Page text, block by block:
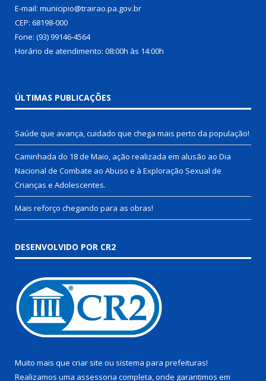
E-mail: municipio@trairao.pa.gov.br
CEP: 68198-000
Fone: (93) 99146-4564
Horário de atendimento: 08:00h às 14:00h
ÚLTIMAS PUBLICAÇÕES
Saúde que avança, cuidado que chega mais perto da população!
Caminhada do 18 de Maio, ação realizada em alusão ao Dia
Nacional de Combate ao Abuso e à Exploração Sexual de
Crianças e Adolescentes.
Mais reforço chegando para as obras!
DESENVOLVIDO POR CR2
Muito mais que criar site ou sistema para prefeituras!
Realizamos uma assessoria completa, onde garantimos em